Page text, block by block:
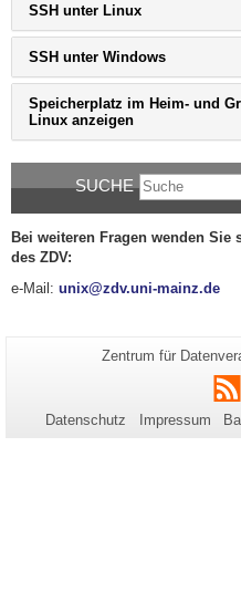
SSH unter LinuxBitte
Button
klicken,
um
Inhalt
erweitern
zu
reduzieren
SSH unter WindowsBitte
Button
klicken,
um
zu
bzw.
zu
reduzieren
Speicherplatz im Heim- und
Linux anzeigenBitte
Button
Inhalt
zu
erweitern
bzw.
SUCHE
Bei weiteren Fragen wenden
des ZDV:
e-Mail: unix@zdv.uni-mainz.de
Seiten-
Zentrum für
Datenschutz Impressum